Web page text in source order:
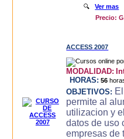
🔍Ver mas
Precio:
ACCESS 2007
MODALIDAD:
HORAS: 56
OBJETIVOS:
permite al
utilizacion y
datos de uso
empresas de